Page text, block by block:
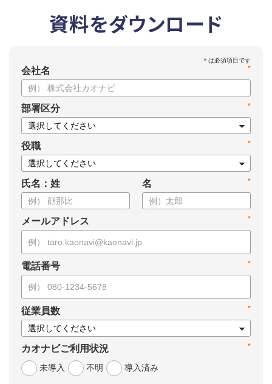
資料をダウンロード
*
会社名
*
部署区分
*
役職
氏名：姓 *
名
*
メールアドレス
*
電話番号
*
従業員数
*
カオナビご利用状況
未導入
不明 導入済み